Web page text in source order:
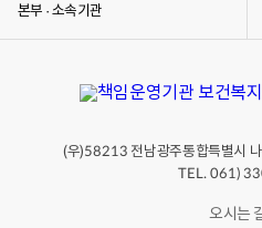
본부 · 소속기관
(우)58213 전남광주통합특별시
TEL. 061)
오시는